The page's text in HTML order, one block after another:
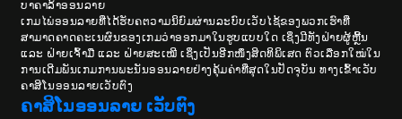
ບາຄາລ້າອອນລາຍ
ເກມໄພ່ອອນລາຍທີ່ໄດ້ຮັບຄຕວາມນິຍົມຜ່ານລະບົບເວັບໄຊ້ຂອງພວກເຮົາທີ່
ສາມາດຄາດຄະເນຜົນຂອງເກມວ່າອອກມາໃນຮູບແບບໃດ ເຊິ່ງມີທັງຝ່າຍຜູ້ຫຼີ້ນ
ແລະ ຝ່າຍເຈົ້າມື ແລະ ຝ່າຍສະເໝີ ເຊິ່ງເປັນອີກໜຶ່ງສິດທິພິເສດ ຕົວເລືອກໃໝ່ໃນ
ການເດີມພັນເກມການພະນັນອອນລາຍຢ່າງຄຸ້ມຄ່າທີ່ສຸດໃນປັດຈຸບັນ ທາງເຂົ້າເວັບ
ຄາສິໂນອອນລາຍເວັບຕົງ
ຄາສິໂນອອນລາຍ ເວັບຕົງ